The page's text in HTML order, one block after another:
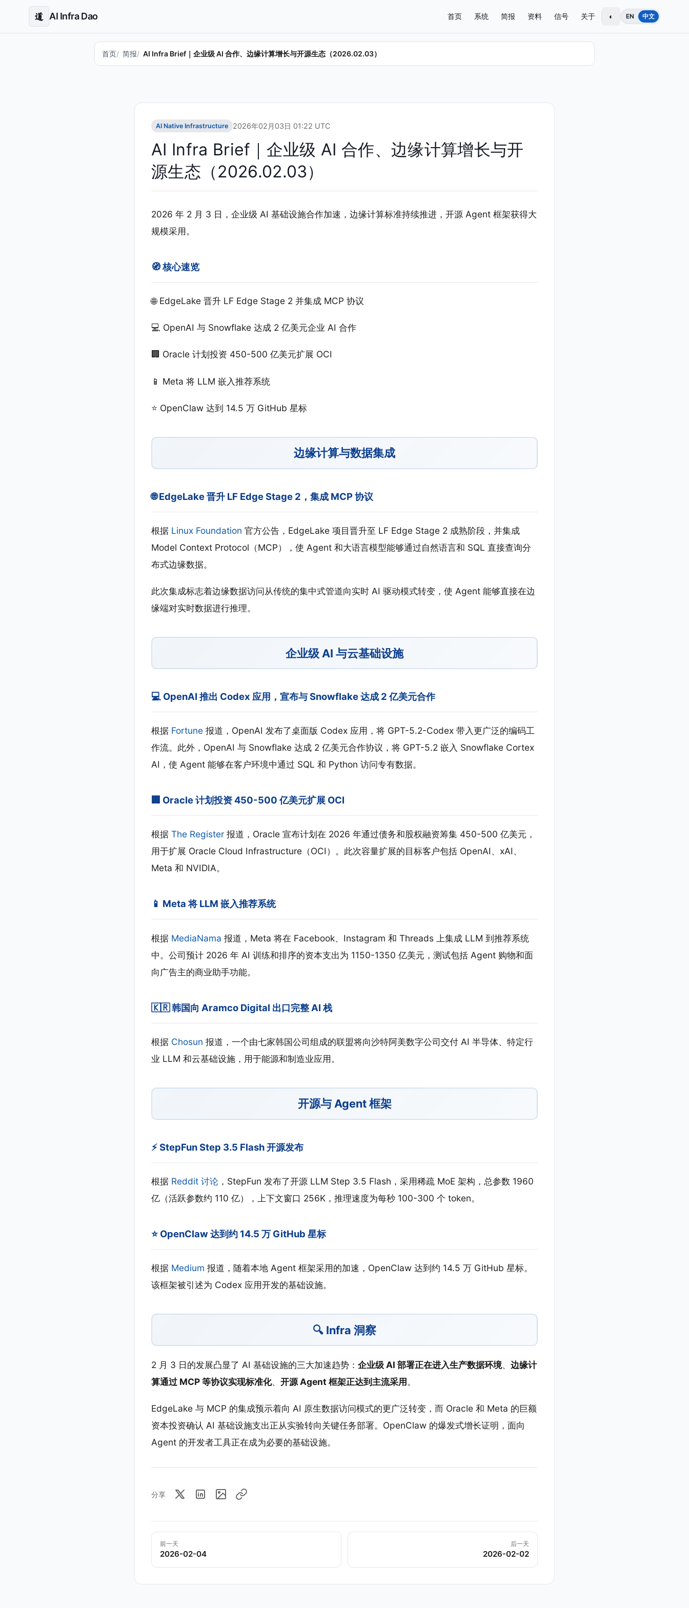
道 AI Infra Dao 首页 系统 简报 资料 信号 关于 ◐ EN 中文
首页 简报 AI Infra Brief｜企业级 AI 合作、边缘计算增长与开源生态（2026.02.03）
AI Native Infrastructure 2026年02月03日 01:22 UTC
AI Infra Brief｜企业级 AI 合作、边缘计算增长与开
源生态（2026.02.03）
2026 年 2 月 3 日，企业级 AI 基础设施合作加速，边缘计算标准持续推进，开源 Agent 框架获得大
规模采用。
🧭 核心速览
🌐 EdgeLake 晋升 LF Edge Stage 2 并集成 MCP 协议
💻 OpenAI 与 Snowflake 达成 2 亿美元企业 AI 合作
🏢 Oracle 计划投资 450-500 亿美元扩展 OCI
📱 Meta 将 LLM 嵌入推荐系统
⭐ OpenClaw 达到 14.5 万 GitHub 星标
边缘计算与数据集成
🌐 EdgeLake 晋升 LF Edge Stage 2，集成 MCP 协议
根据 Linux Foundation 官方公告，EdgeLake 项目晋升至 LF Edge Stage 2 成熟阶段，并集成
Model Context Protocol（MCP），使 Agent 和大语言模型能够通过自然语言和 SQL 直接查询分
布式边缘数据。
此次集成标志着边缘数据访问从传统的集中式管道向实时 AI 驱动模式转变，使 Agent 能够直接在边
缘端对实时数据进行推理。
企业级 AI 与云基础设施
💻 OpenAI 推出 Codex 应用，宣布与 Snowflake 达成 2 亿美元合作
根据 Fortune 报道，OpenAI 发布了桌面版 Codex 应用，将 GPT-5.2-Codex 带入更广泛的编码工
作流。此外，OpenAI 与 Snowflake 达成 2 亿美元合作协议，将 GPT-5.2 嵌入 Snowflake Cortex
AI，使 Agent 能够在客户环境中通过 SQL 和 Python 访问专有数据。
🏢 Oracle 计划投资 450-500 亿美元扩展 OCI
根据 The Register 报道，Oracle 宣布计划在 2026 年通过债务和股权融资筹集 450-500 亿美元，
用于扩展 Oracle Cloud Infrastructure（OCI）。此次容量扩展的目标客户包括 OpenAI、xAI、
Meta 和 NVIDIA。
📱 Meta 将 LLM 嵌入推荐系统
根据 MediaNama 报道，Meta 将在 Facebook、Instagram 和 Threads 上集成 LLM 到推荐系统
中。公司预计 2026 年 AI 训练和排序的资本支出为 1150-1350 亿美元，测试包括 Agent 购物和面
向广告主的商业助手功能。
🇰🇷 韩国向 Aramco Digital 出口完整 AI 栈
根据 Chosun 报道，一个由七家韩国公司组成的联盟将向沙特阿美数字公司交付 AI 半导体、特定行
业 LLM 和云基础设施，用于能源和制造业应用。
开源与 Agent 框架
⚡ StepFun Step 3.5 Flash 开源发布
根据 Reddit 讨论 ，StepFun 发布了开源 LLM Step 3.5 Flash，采用稀疏 MoE 架构，总参数 1960
亿（活跃参数约 110 亿），上下文窗口 256K，推理速度为每秒 100-300 个 token。
⭐ OpenClaw 达到约 14.5 万 GitHub 星标
根据 Medium 报道，随着本地 Agent 框架采用的加速，OpenClaw 达到约 14.5 万 GitHub 星标。
该框架被引述为 Codex 应用开发的基础设施。
🔍 Infra 洞察
2 月 3 日的发展凸显了 AI 基础设施的三大加速趋势： 企业级 AI 部署正在进入生产数据环境、 边缘计
算通过 MCP 等协议实现标准化、 开源 Agent 框架正达到主流采用 。
EdgeLake 与 MCP 的集成预示着向 AI 原生数据访问模式的更广泛转变，而 Oracle 和 Meta 的巨额
资本投资确认 AI 基础设施支出正从实验转向关键任务部署。OpenClaw 的爆发式增长证明，面向
Agent 的开发者工具正在成为必要的基础设施。
分享
前一天
2026-02-04
后一天
2026-02-02